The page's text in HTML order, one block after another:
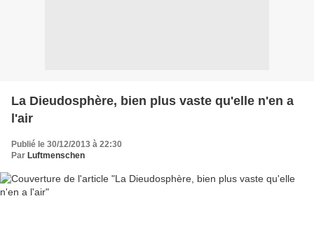
La Dieudosphère, bien plus vaste qu'elle n'en a
l'air
Publié le 30/12/2013 à 22:30
Par Luftmenschen